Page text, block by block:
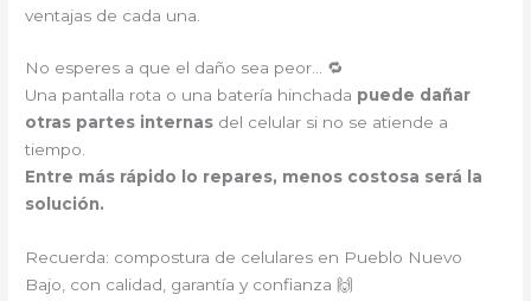
ventajas de cada una.
No esperes a que el daño sea peor… 🔁
Una pantalla rota o una batería hinchada puede dañar
otras partes internas del celular si no se atiende a
tiempo.
Entre más rápido lo repares, menos costosa será la
solución.
Recuerda: compostura de celulares en Pueblo Nuevo
Bajo, con calidad, garantía y confianza 🙌